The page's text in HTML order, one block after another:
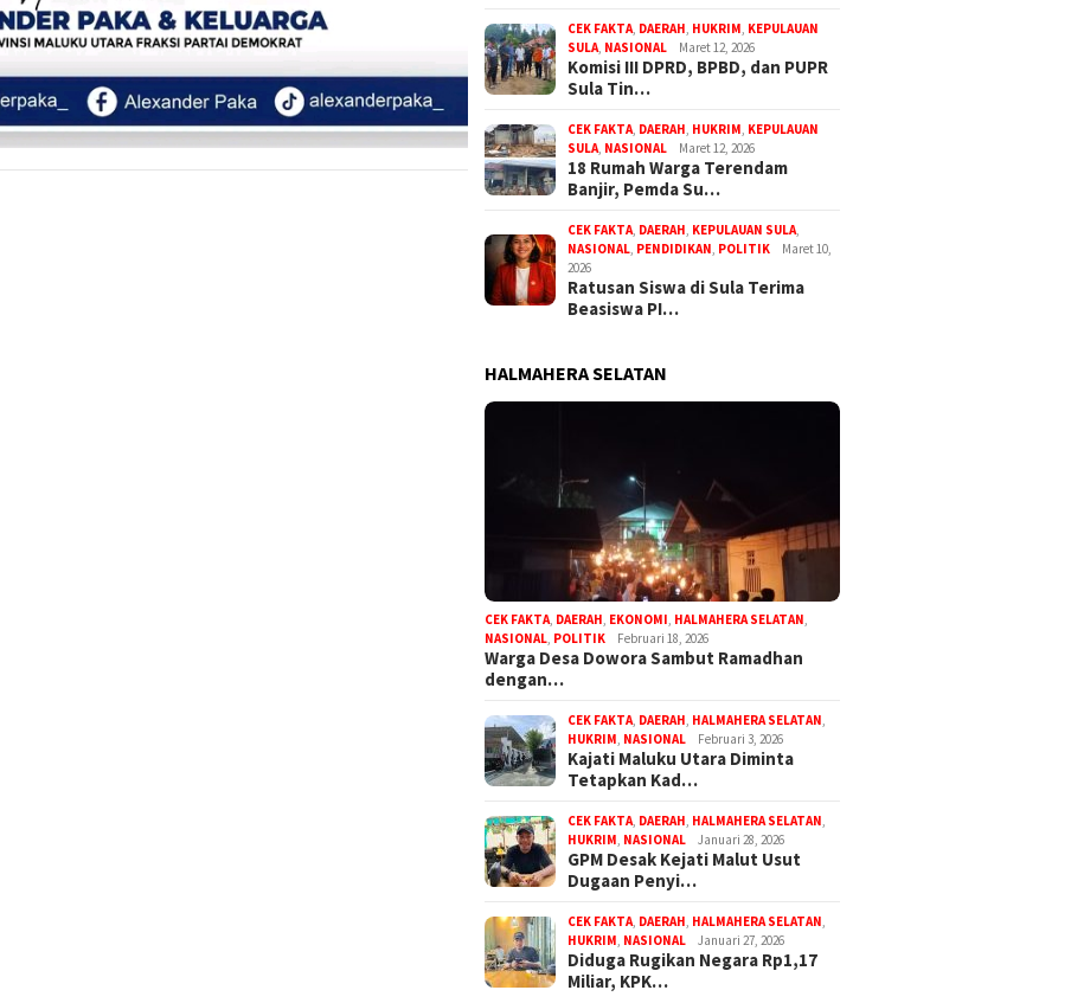
CEK FAKTA DAERAH HUKRIM KEPULAUAN
SULA NASIONAL Maret 12, 2026
Komisi III DPRD, BPBD, dan PUPR
Sula Tin…
CEK FAKTA DAERAH HUKRIM KEPULAUAN
SULA NASIONAL Maret 12, 2026
18 Rumah Warga Terendam
Banjir, Pemda Su…
CEK FAKTA DAERAH KEPULAUAN SULA
NASIONAL PENDIDIKAN POLITIK
Maret 10,
2026
Ratusan Siswa di Sula Terima
Beasiswa PI…
HALMAHERA SELATAN
CEK FAKTA, DAERAH, EKONOMI, HALMAHERA SELATAN,
NASIONAL, POLITIK Februari 18, 2026
Warga Desa Dowora Sambut Ramadhan
dengan…
CEK FAKTA, DAERAH, HALMAHERA SELATAN,
HUKRIM, NASIONAL Februari 3, 2026
Kajati Maluku Utara Diminta
Tetapkan Kad…
CEK FAKTA, DAERAH, HALMAHERA SELATAN,
HUKRIM, NASIONAL Januari 28, 2026
GPM Desak Kejati Malut Usut
Dugaan Penyi…
CEK FAKTA, DAERAH, HALMAHERA SELATAN,
HUKRIM, NASIONAL Januari 27, 2026
Diduga Rugikan Negara Rp1,17
Miliar, KPK…